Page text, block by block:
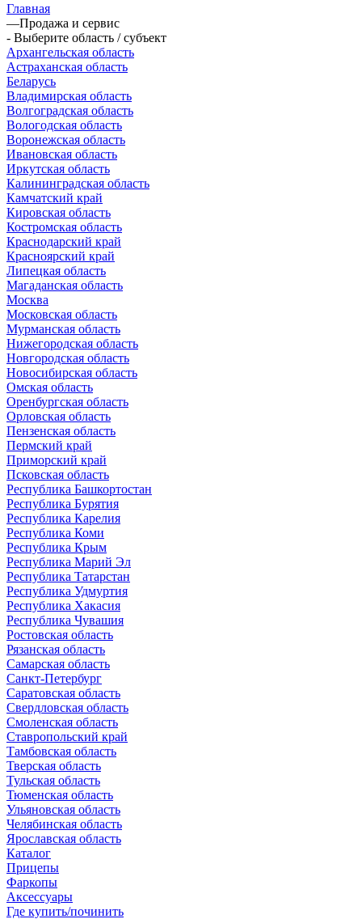
Главная
—Продажа и сервис
- Выберите область / субъект
Архангельская область
Астраханская область
Беларусь
Владимирская область
Волгоградская область
Вологодская область
Воронежская область
Ивановская область
Иркутская область
Калининградская область
Камчатский край
Кировская область
Костромская область
Краснодарский край
Красноярский край
Липецкая область
Магаданская область
Москва
Московская область
Мурманская область
Нижегородская область
Новгородская область
Новосибирская область
Омская область
Оренбургская область
Орловская область
Пензенская область
Пермский край
Приморский край
Псковская область
Республика Башкортостан
Республика Бурятия
Республика Карелия
Республика Коми
Республика Крым
Республика Марий Эл
Республика Татарстан
Республика Удмуртия
Республика Хакасия
Республика Чувашия
Ростовская область
Рязанская область
Самарская область
Санкт-Петербург
Саратовская область
Свердловская область
Смоленская область
Ставропольский край
Тамбовская область
Тверская область
Тульская область
Тюменская область
Ульяновская область
Челябинская область
Ярославская область
Каталог
Прицепы
Фаркопы
Аксессуары
Где купить/починить